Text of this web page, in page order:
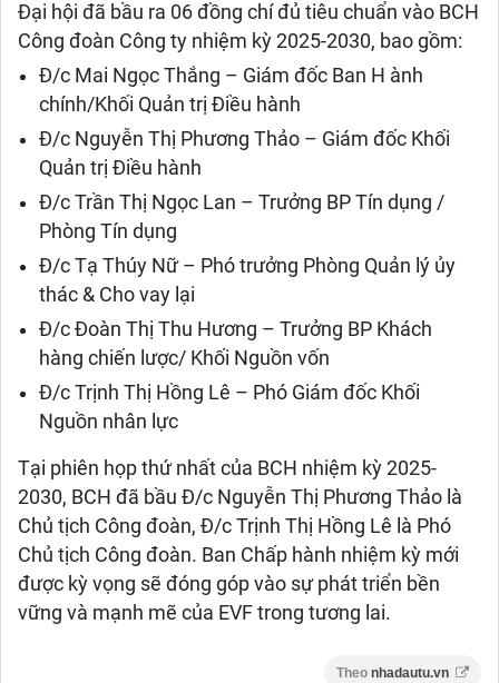
Đại hội đã bầu ra 06 đồng chí đủ tiêu chuẩn vào BCH
Công đoàn Công ty nhiệm kỳ 2025-2030, bao gồm:
Đ/c Mai Ngọc Thắng – Giám đốc Ban H ành
chính/Khối Quản trị Điều hành
Đ/c Nguyễn Thị Phương Thảo – Giám đốc Khối
Quản trị Điều hành
Đ/c Trần Thị Ngọc Lan – Trưởng BP Tín dụng /
Phòng Tín dụng
Đ/c Tạ Thúy Nữ – Phó trưởng Phòng Quản lý ủy
thác & Cho vay lại
Đ/c Đoàn Thị Thu Hương – Trưởng BP Khách
hàng chiến lược/ Khối Nguồn vốn
Đ/c Trịnh Thị Hồng Lê – Phó Giám đốc Khối
Nguồn nhân lực
Tại phiên họp thứ nhất của BCH nhiệm kỳ 2025-
2030, BCH đã bầu Đ/c Nguyễn Thị Phương Thảo là
Chủ tịch Công đoàn, Đ/c Trịnh Thị Hồng Lê là Phó
Chủ tịch Công đoàn. Ban Chấp hành nhiệm kỳ mới
được kỳ vọng sẽ đóng góp vào sự phát triển bền
vững và mạnh mẽ của EVF trong tương lai.
Theo nhadautu.vn